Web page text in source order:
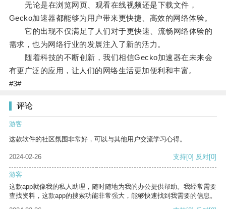
无论是在浏览网页、观看在线视频还是下载文件，
Gecko加速器都能够为用户带来更快捷、高效的网络体验。
它的出现不仅满足了人们对于更快速、流畅网络体验的
需求，也为网络行业的发展注入了新的活力。
随着科技的不断创新，我们相信Gecko加速器在未来会
有更广泛的应用，让人们的网络生活更加便利和丰富。
#3#
评论
游客
这款软件的社区氛围非常好，可以与其他用户交流学习心得。
2024-02-26 支持[0] 反对[0]
游客
这款app就像我的私人助理，随时随地为我的办公提供帮助。我经常需要
查找资料，这款app的搜索功能非常强大，能够快速找到我需要的信息。